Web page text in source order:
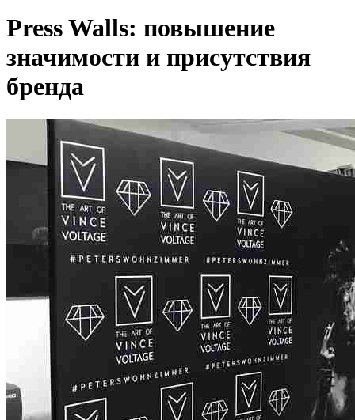
Press Walls: повышение
значимости и присутствия
бренда